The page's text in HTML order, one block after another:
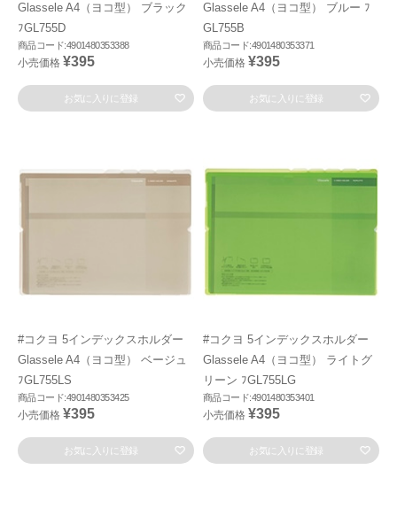
Glassele A4（ヨコ型） ブラック
ﾌGL755D
商品コード:4901480353388
小売価格 ¥395
お気に入りに登録
Glassele A4（ヨコ型） ブルー ﾌ
GL755B
商品コード:4901480353371
小売価格 ¥395
お気に入りに登録
#コクヨ 5インデックスホルダー
Glassele A4（ヨコ型） ベージュ
ﾌGL755LS
商品コード:4901480353425
小売価格 ¥395
お気に入りに登録
#コクヨ 5インデックスホルダー
Glassele A4（ヨコ型） ライトグ
リーン ﾌGL755LG
商品コード:4901480353401
小売価格 ¥395
お気に入りに登録